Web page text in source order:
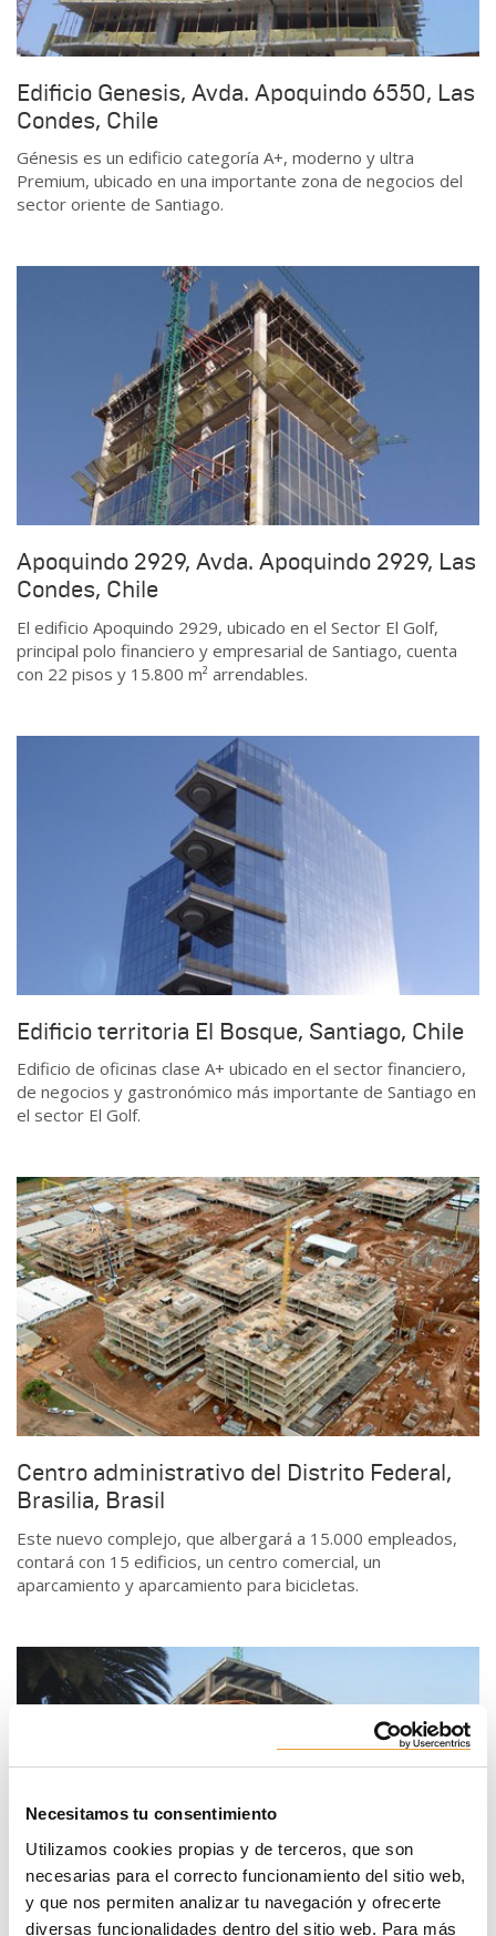
Necesitamos tu consentimiento
Utilizamos cookies propias y de terceros, que son
necesarias para el correcto funcionamiento del sitio web,
y que nos permiten analizar tu navegación y ofrecerte
diversas funcionalidades dentro del sitio web. Para más
Edificio Genesis, Avda. Apoquindo 6550, Las
Condes, Chile
Génesis es un edificio categoría A+, moderno y ultra
Premium, ubicado en una importante zona de negocios del
sector oriente de Santiago.
Apoquindo 2929, Avda. Apoquindo 2929, Las
Condes, Chile
El edificio Apoquindo 2929, ubicado en el Sector El Golf,
principal polo financiero y empresarial de Santiago, cuenta
con 22 pisos y 15.800 m² arrendables.
Edificio territoria El Bosque, Santiago, Chile
Edificio de oficinas clase A+ ubicado en el sector financiero,
de negocios y gastronómico más importante de Santiago en
el sector El Golf.
Centro administrativo del Distrito Federal,
Brasilia, Brasil
Este nuevo complejo, que albergará a 15.000 empleados,
contará con 15 edificios, un centro comercial, un
aparcamiento y aparcamiento para bicicletas.